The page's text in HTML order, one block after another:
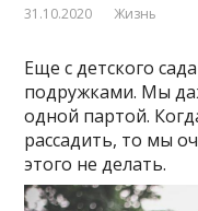
31.10.2020 Жизнь
Еще с детского
подружками. Мы
одной партой.
рассадить, то мы
этого не делать.